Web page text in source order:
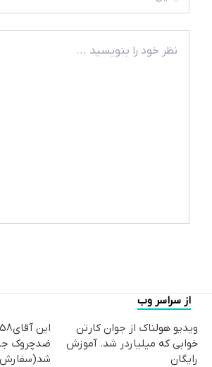
از سراسر وب
ویدیو هولناک از جوان کارتن
خوابی که میلیاردر شد. آموزش
رایگان
شد(سفارش